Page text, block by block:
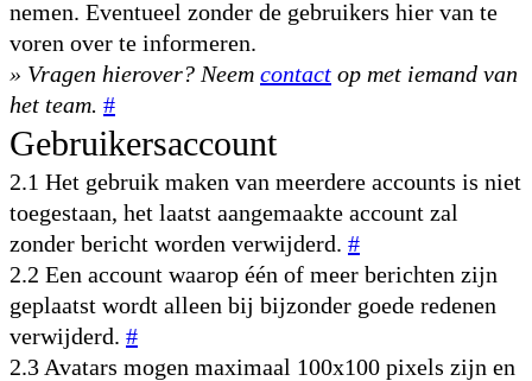
nemen. Eventueel zonder de gebruikers hier van te
voren over te informeren.
» Vragen hierover? Neem contact op met iemand van
het team. #
Gebruikersaccount
2.1 Het gebruik maken van meerdere accounts is niet
toegestaan, het laatst aangemaakte account zal
zonder bericht worden verwijderd. #
2.2 Een account waarop één of meer berichten zijn
geplaatst wordt alleen bij bijzonder goede redenen
verwijderd. #
2.3 Avatars mogen maximaal 100x100 pixels zijn en